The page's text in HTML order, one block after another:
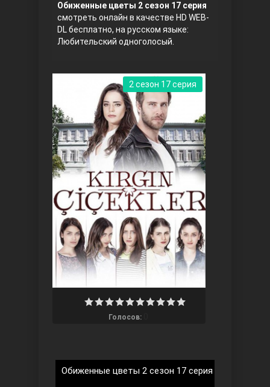
Воскресший Эртугрул
Три сестры
Обиженные цветы 2 сезон 17 серия
смотреть онлайн в качестве HD WEB-
DL бесплатно, на русском языке:
Любительский одноголосый.
Голосов:
2 сезон 17 серия
Обиженные цветы 2 сезон 17 серия на русском